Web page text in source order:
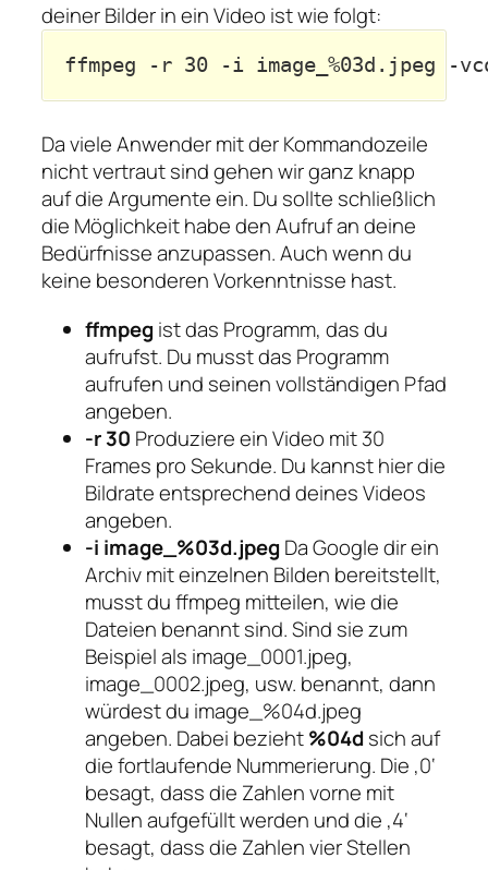
deiner Bilder in ein Video ist wie folgt:
ffmpeg -r 30 -i image_%03d.jpeg -
Da viele Anwender mit der Kommandozeile
nicht vertraut sind gehen wir ganz knapp
auf die Argumente ein. Du sollte schließlich
die Möglichkeit habe den Aufruf an deine
Bedürfnisse anzupassen. Auch wenn du
keine besonderen Vorkenntnisse hast.
ffmpeg ist das Programm, das du
aufrufst. Du musst das Programm
aufrufen und seinen vollständigen Pfad
angeben.
-r 30 Produziere ein Video mit 30
Frames pro Sekunde. Du kannst hier die
Bildrate entsprechend deines Videos
angeben.
-i image_%03d.jpeg Da Google dir ein
Archiv mit einzelnen Bilden bereitstellt,
musst du ffmpeg mitteilen, wie die
Dateien benannt sind. Sind sie zum
Beispiel als image_0001.jpeg,
image_0002.jpeg, usw. benannt, dann
würdest du image_%04d.jpeg
angeben. Dabei bezieht%04dsich auf
die fortlaufende Nummerierung. Die ‚0‘
besagt, dass die Zahlen vorne mit
Nullen aufgefüllt werden und die ‚4‘
besagt, dass die Zahlen vier Stellen